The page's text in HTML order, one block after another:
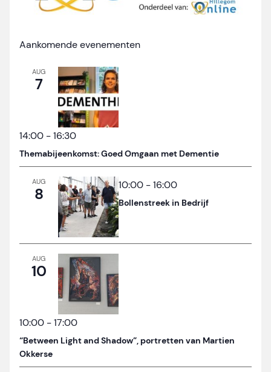
Aankomende evenementen
AUG
7
14:00 -16:30
Themabijeenkomst: Goed Omgaan met Dementie
AUG
8 10:00 -16:00
Bollenstreek in Bedrijf
AUG
10
10:00 -17:00
“Between Light and Shadow”, portretten van Martien
Okkerse